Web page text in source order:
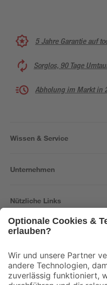
5 Jahre Garantie auf
Sorglos, 90 Tage
Abholung im Markt in
Wissen & Service
Unternehmen
Nützliche Links
Der toom Newsletter: Keine
Zur Newsletter Anmeldung